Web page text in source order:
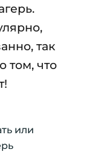
так
том, что
или